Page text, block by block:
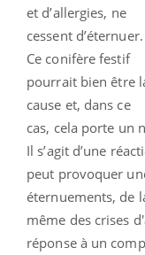
et d’allergies, ne
cessent d’éternuer.
Ce conifère festif
pourrait bien être
cause et, dans ce
cas, cela porte un
Il s’agit d’une
peut provoquer
éternuements, de
même des crises
réponse à un